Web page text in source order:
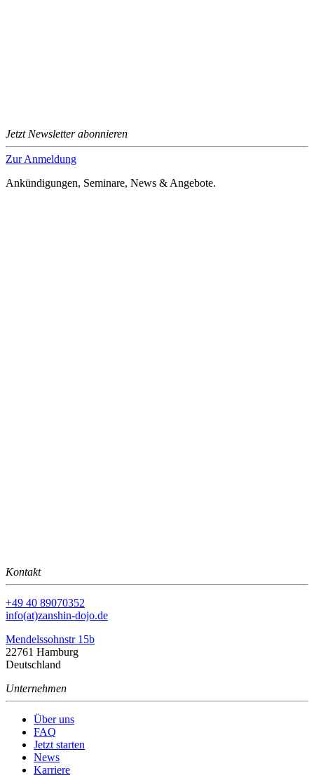
Jetzt Newsletter abonnieren
Zur Anmeldung
Ankündigungen, Seminare, News & Angebote.
Kontakt
+49 40 89070352
info(at)zanshin-dojo.de
Mendelssohnstr 15b
22761 Hamburg
Deutschland
Unternehmen
Über uns
FAQ
Jetzt starten
News
Karriere